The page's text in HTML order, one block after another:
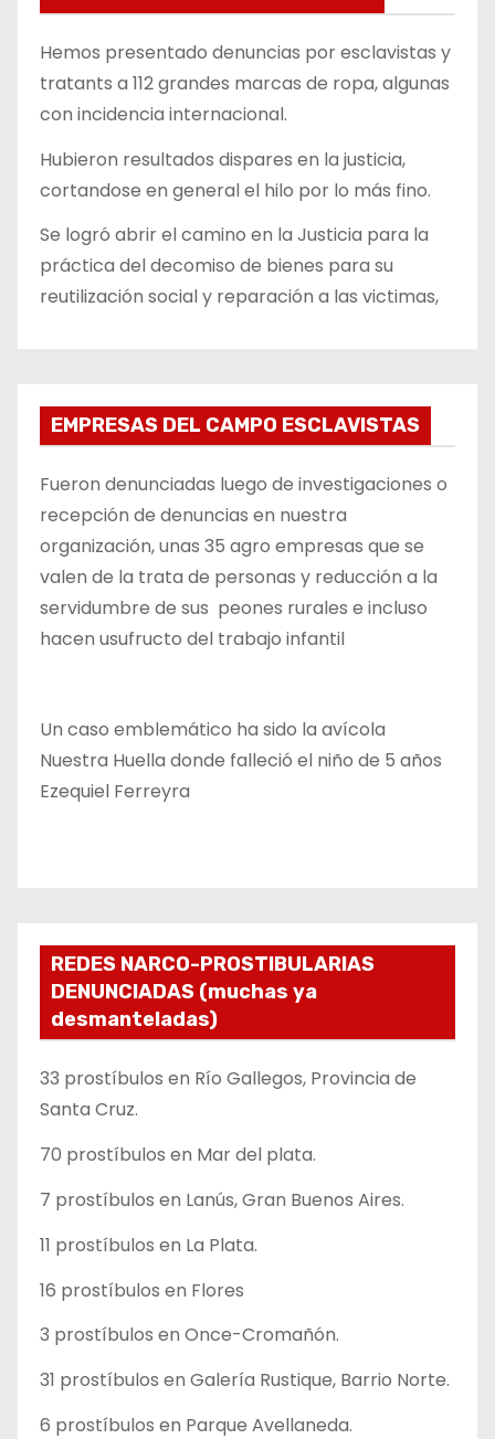
Hemos presentado denuncias por esclavistas y
tratants a 112 grandes marcas de ropa, algunas
con incidencia internacional.
Hubieron resultados dispares en la justicia,
cortandose en general el hilo por lo más fino.
Se logró abrir el camino en la Justicia para la
práctica del decomiso de bienes para su
reutilización social y reparación a las victimas,
EMPRESAS DEL CAMPO ESCLAVISTAS
Fueron denunciadas luego de investigaciones o
recepción de denuncias en nuestra
organización, unas 35 agro empresas que se
valen de la trata de personas y reducción a la
servidumbre de sus peones rurales e incluso
hacen usufructo del trabajo infantil
Un caso emblemático ha sido la avícola
Nuestra Huella donde falleció el niño de 5 años
Ezequiel Ferreyra
REDES NARCO-PROSTIBULARIAS
DENUNCIADAS (muchas ya
desmanteladas)
33 prostíbulos en Río Gallegos, Provincia de
Santa Cruz.
70 prostíbulos en Mar del plata.
7 prostíbulos en Lanús, Gran Buenos Aires.
11 prostíbulos en La Plata.
16 prostíbulos en Flores
3 prostíbulos en Once-Cromañón.
31 prostíbulos en Galería Rustique, Barrio Norte.
6 prostíbulos en Parque Avellaneda.